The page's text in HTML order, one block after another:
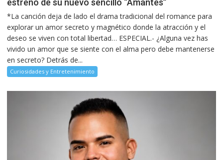
estreno de su nuevo sencillo “Amantes”
*La canción deja de lado el drama tradicional del romance para
explorar un amor secreto y magnético donde la atracción y el
deseo se viven con total libertad… ESPECIAL.- ¿Alguna vez has
vivido un amor que se siente con el alma pero debe mantenerse
en secreto? Detrás de...
Curiosidades y Entretenimiento